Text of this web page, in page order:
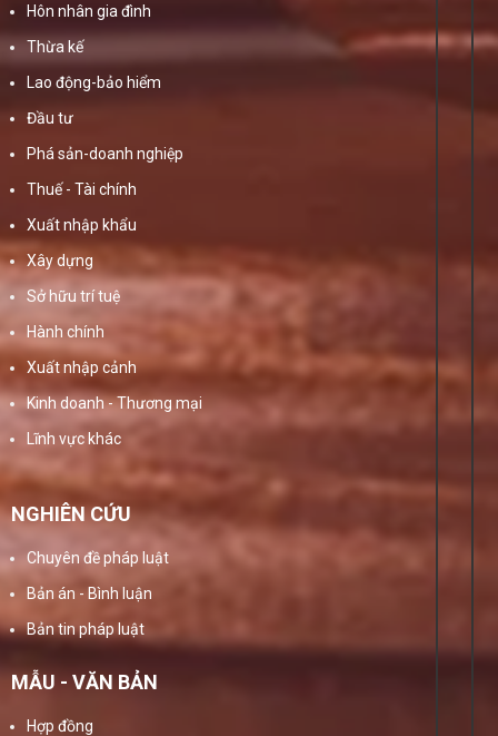
Hôn nhân gia đình
Thừa kế
Lao động-bảo hiểm
Đầu tư
Phá sản-doanh nghiệp
Thuế - Tài chính
Xuất nhập khẩu
Xây dựng
Sở hữu trí tuệ
Hành chính
Xuất nhập cảnh
Kinh doanh - Thương mại
Lĩnh vực khác
NGHIÊN CỨU
Chuyên đề pháp luật
Bản án - Bình luận
Bản tin pháp luật
MẪU - VĂN BẢN
Hợp đồng